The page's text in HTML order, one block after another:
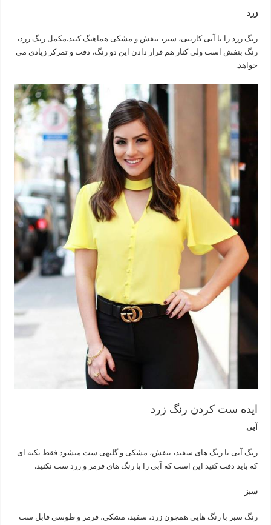
زرد
رنگ زرد را با آبی کاربنی، سبز، بنفش و مشکی هماهنگ کنید.مکمل رنگ زرد،
رنگ بنفش است ولی کنار هم قرار دادن این دو رنگ، دقت و تمرکز زیادی می
خواهد.
ایده ست کردن رنگ زرد
آبی
رنگ آبی با رنگ های سفید، بنفش، مشکی و گلبهی ست میشود فقط نکته ای
که باید دقت کنید این است که آبی را با رنگ های قرمز و زرد ست نکنید.
سبز
رنگ سبز با رنگ هایی همچون زرد، سفید، مشکی، قرمز و طوسی قابل ست